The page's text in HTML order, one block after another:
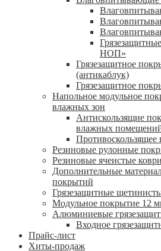
НОП»
Грязезащитное
(антикаблук)
Грязезащитное
Напольное модульное
влажных зон
Антискользящие
влажных
Противоскользящее
Резиновые рулонные
Резиновые ячеистые
Дополнительные
покрытий
Грязезащитные
Модульное покрытие 12
Алюминиевые
Входное
Прайс-лист
Хиты-продаж